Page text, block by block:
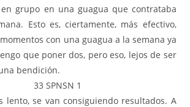
grupo en una guagua que contrataba
Esto es, ciertamente, más efectivo,
con una guagua a la semana ya
que poner dos, pero eso, lejos de ser
bendición.
lento, se van consiguiendo resultados. A